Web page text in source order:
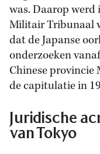
was. Daarop
Militair Tribunaal
dat de Japanse
onderzoeken
Chinese
de capitulatie in
Juridische
van Tokyo